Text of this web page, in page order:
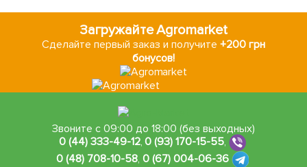
Загружайте Agromarket
Сделайте первый заказ и получите +200 грн
бонусов!
Звоните с 09:00 до 18:00 (без выходных)
0 (44) 333-49-12,0 (93) 170-15-55,
0 (48) 708-10-58, 0 (67) 004-06-36